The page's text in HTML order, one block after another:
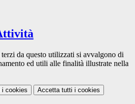
da questo utilizzati si avvalgono di
ed utili alle finalità illustrate nella
i cookies Accetta tutti i cookies